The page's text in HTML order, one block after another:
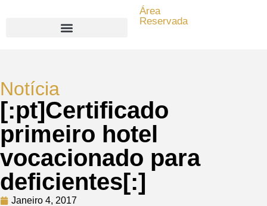
Área
Reservada
Notícia
[:pt]Certificado
primeiro hotel
vocacionado para
deficientes[:]
Janeiro 4, 2017